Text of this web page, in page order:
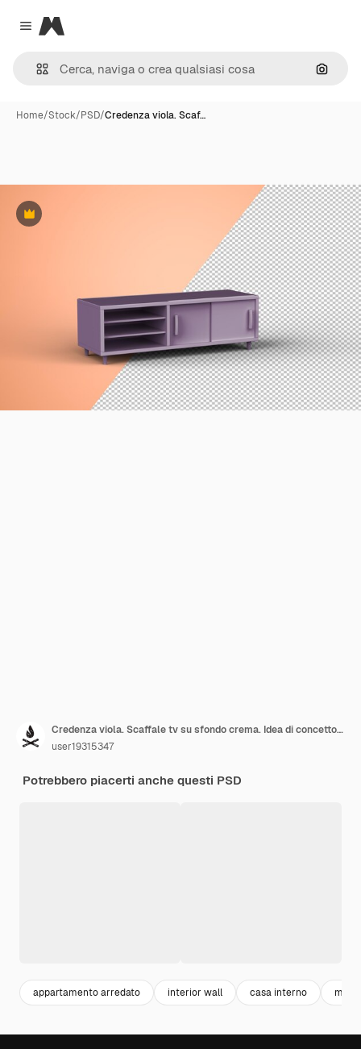
Close menu
Magnific
Cerca
Home/Stock/PSD/Credenza viola. Scaf…
Premium
Credenza viola. Scaffale tv su sfondo crema. Idea di concetto minima. Monocromo. Rendering 3d.
user19315347
Potrebbero piacerti anche questi PSD
appartamento arredato interior wall casa interno